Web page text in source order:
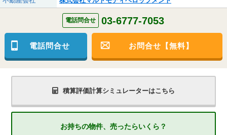
電話問合せ 03-6777-7053
電話問合せ お問合せ【無料】
積算評価計算シミュレーターはこちら
お持ちの物件、売ったらいくら？